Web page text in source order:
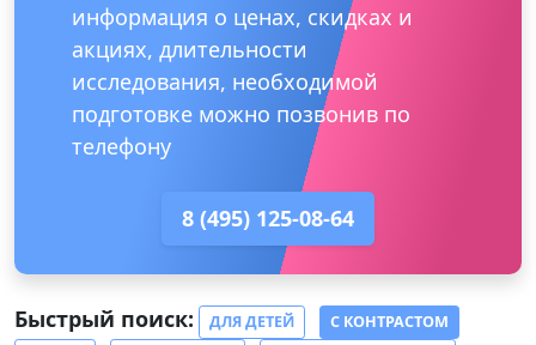
информация о ценах, скидках и
акциях, длительности
исследования, необходимой
подготовке можно позвонив по
телефону
8 (495) 125-08-64
Быстрый поиск: ДЛЯ ДЕТЕЙ
С КОНТРАСТОМ